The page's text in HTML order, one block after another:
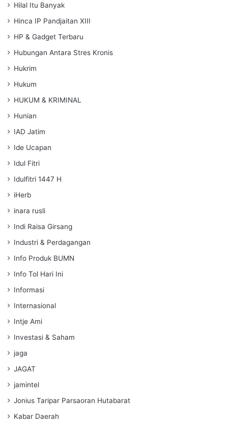
Hilal Itu Banyak
Hinca IP Pandjaitan XIII
HP & Gadget Terbaru
Hubungan Antara Stres Kronis
Hukrim
Hukum
HUKUM & KRIMINAL
Hunian
IAD Jatim
Ide Ucapan
Idul Fitri
Idulfitri 1447 H
iHerb
inara rusli
Indi Raisa Girsang
Industri & Perdagangan
Info Produk BUMN
Info Tol Hari Ini
Informasi
Internasional
Intje Ami
Investasi & Saham
jaga
JAGAT
jamintel
Jonius Taripar Parsaoran Hutabarat
Kabar Daerah